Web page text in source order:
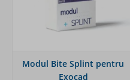
Modul Bite Splint pentru
Exocad